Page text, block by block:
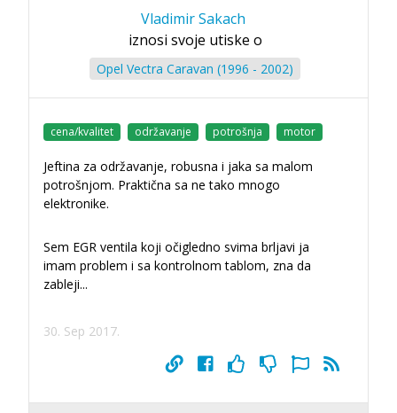
Vladimir Sakach
iznosi svoje utiske o
Opel Vectra Caravan (1996 - 2002)
cena/kvalitet održavanje potrošnja motor
Jeftina za održavanje, robusna i jaka sa malom
potrošnjom. Praktična sa ne tako mnogo
elektronike.
Sem EGR ventila koji očigledno svima brljavi ja
imam problem i sa kontrolnom tablom, zna da
zableji...
30. Sep 2017.